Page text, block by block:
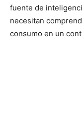
fuente de
necesitan
consumo en un